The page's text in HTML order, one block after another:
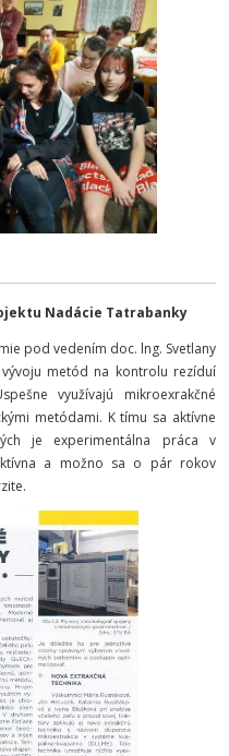
Nadácie Tatrabanky
pod vedením doc. lng. Svetlany
metód na kontrolu rezíduí
využívajú mikroexrakčné
metódami. K tímu sa aktívne
je experimentálna práca v
a možno sa o pár rokov